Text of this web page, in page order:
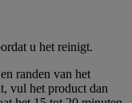
u het reinigt.
randen van het
vul het product dan